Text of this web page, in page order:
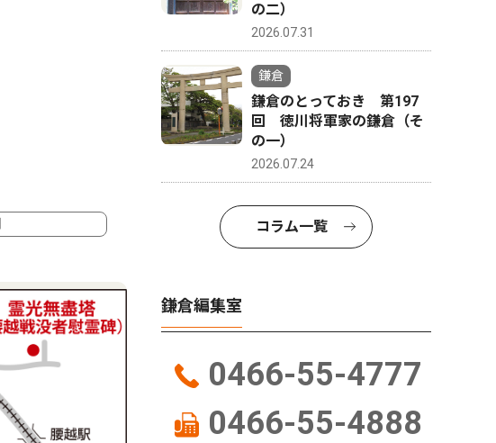
4
の二）
2026.07.31
鎌倉
鎌倉のとっておき 第197
回 徳川将軍家の鎌倉（そ
の一）
2026.07.24
コラム一覧
鎌倉編集室
0466-55-4777
0466-55-4888